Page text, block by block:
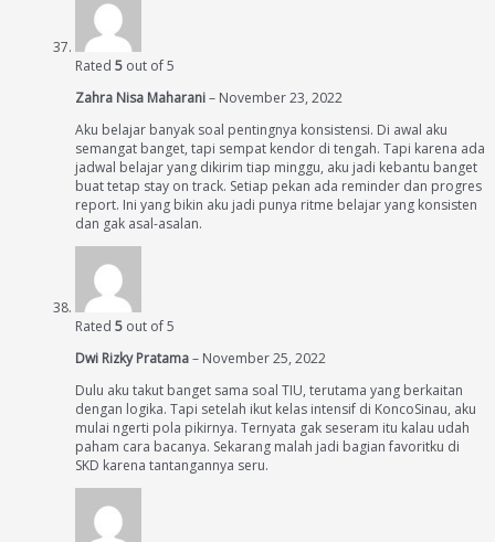
Rated 5 out of 5
Zahra Nisa Maharani– November 23, 2022
Aku belajar banyak soal pentingnya konsistensi. Di awal aku
semangat banget, tapi sempat kendor di tengah. Tapi karena ada
jadwal belajar yang dikirim tiap minggu, aku jadi kebantu banget
buat tetap stay on track. Setiap pekan ada reminder dan progres
report. Ini yang bikin aku jadi punya ritme belajar yang konsisten
dan gak asal-asalan.
Rated 5 out of 5
Dwi Rizky Pratama– November 25, 2022
Dulu aku takut banget sama soal TIU, terutama yang berkaitan
dengan logika. Tapi setelah ikut kelas intensif di KoncoSinau, aku
mulai ngerti pola pikirnya. Ternyata gak seseram itu kalau udah
paham cara bacanya. Sekarang malah jadi bagian favoritku di
SKD karena tantangannya seru.